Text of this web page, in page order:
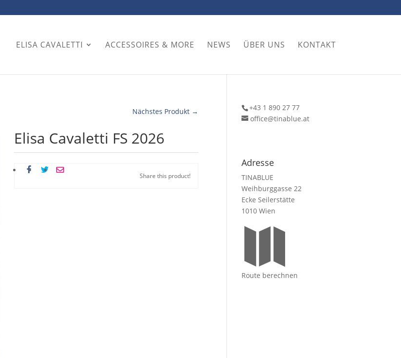
ELISA CAVALETTI ACCESSOIRES & MORE NEWS ÜBER UNS KONTAKT
Nächstes Produkt →
Elisa Cavaletti FS 2026
Share this product!
+43 1 890 27 77
office@tinablue.at
Adresse
TINABLUE
Weihburggasse 22
Ecke Seilerstätte
1010 Wien

Route berechnen